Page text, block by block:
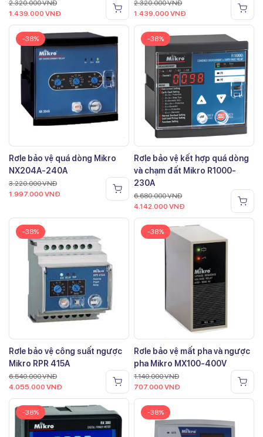
2.320.000VNĐ
1.439.000 VNĐ
2.320.000VNĐ
1.439.000 VNĐ
-38%
Rơle bảo vệ quá dòng Mikro
NX204A-240A
3.220.000VNĐ
1.997.000 VNĐ
-38%
Rơle bảo vệ kết hợp quá dòng
và chạm đất Mikro R1000-
230A
6.680.000VNĐ
4.142.000 VNĐ
-38%
Rơle bảo vệ công suất ngược
Mikro RPR 415A
6.540.000VNĐ
4.055.000 VNĐ
-38%
Rơle bảo vệ mất pha và ngược
pha Mikro MX100-400V
1.140.000VNĐ
707.000 VNĐ
-38% -38%